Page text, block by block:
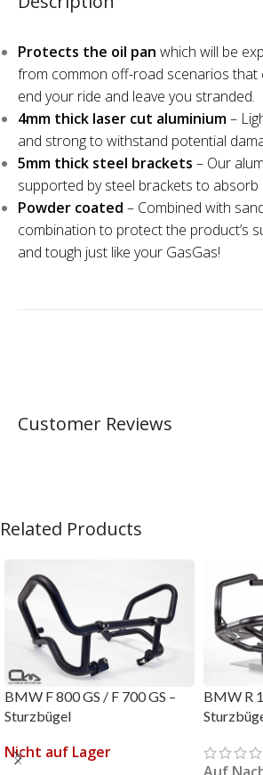
Protects the oil pan which will be
from common off-road scenarios that
end your ride and leave you stranded.
4mm thick laser cut aluminium–
and strong to withstand potential
5mm thick steel brackets – Our
supported by steel brackets to absorb
Powder coated – Combined with
combination to protect the product’s
and tough just like your GasGas!
Customer Reviews
Related Products
BMW F 800 GS / F 700 GS –
Sturzbügel
Nicht auf Lager
BMW R